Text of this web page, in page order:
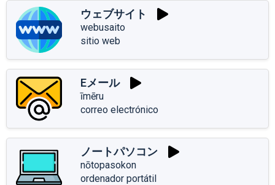
ウェブサイト
webusaito
sitio web
Eメール
īmēru
correo electrónico
ノートパソコン
nōtopasokon
ordenador portátil